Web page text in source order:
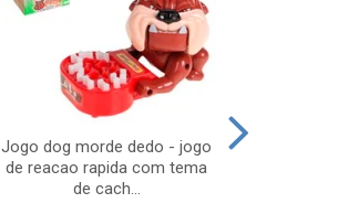
Jogo dog morde dedo - jogo
de reacao rapida com tema
de cach...